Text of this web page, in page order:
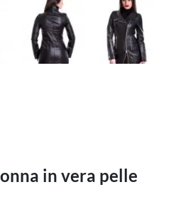
in vera pelle